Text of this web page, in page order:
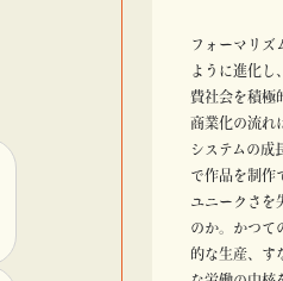
フォーマリズ
ように進化し
費社会を積極
商業化の流れ
システムの成
で作品を制作
ユニークさを
のか。かつて
的な生産、す